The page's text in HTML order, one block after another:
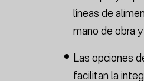
líneas de
mano de obra
Las opciones
facilitan la